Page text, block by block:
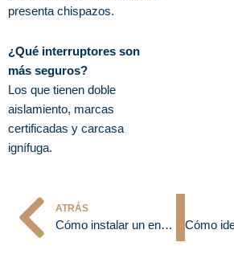
presenta chispazos.
¿Qué interruptores son
más seguros?
Los que tienen doble
aislamiento, marcas
certificadas y carcasa
ignífuga.
Ant
ATRÁS
Cómo instalar un enchufe paso a paso | GROUPMEN